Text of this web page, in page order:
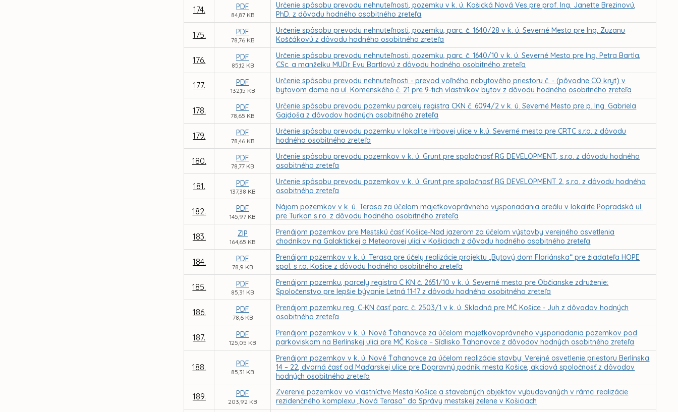
174. PDF
84,87 KB
Určenie spôsobu prevodu nehnuteľnosti, pozemku v k. ú. Košická Nová Ves pre prof. Ing. Janette Brezinovú,
PhD. z dôvodu hodného osobitného zreteľa
175. PDF
78,76 KB
Určenie spôsobu prevodu nehnuteľnosti, pozemku, parc. č. 1640/28 v k. ú. Severné Mesto pre Ing. Zuzanu
Koščákovú z dôvodu hodného osobitného zreteľa
176. PDF
85,12 KB
Určenie spôsobu prevodu nehnuteľnosti, pozemku, parc. č. 1640/10 v k. ú. Severné Mesto pre Ing. Petra Bartla,
CSc. a manželku MUDr. Evu Bartlovú z dôvodu hodného osobitného zreteľa
177. PDF
132,15 KB
Určenie spôsobu prevodu nehnuteľnosti - prevod voľného nebytového priestoru č. - (pôvodne CO kryt) v
bytovom dome na ul. Komenského č. 21 pre 9-tich vlastníkov bytov z dôvodu hodného osobitného zreteľa
178. PDF
78,65 KB
Určenie spôsobu prevodu pozemku parcely registra CKN č. 6094/2 v k. ú. Severné Mesto pre p. Ing. Gabriela
Gajdoša z dôvodov hodných osobitného zreteľa
179. PDF
78,46 KB
Určenie spôsobu prevodu pozemku v lokalite Hrbovej ulice v k.ú. Severné mesto pre CRTC s.r.o. z dôvodu
hodného osobitného zreteľa
180. PDF
78,77 KB
Určenie spôsobu prevodu pozemkov v k. ú. Grunt pre spoločnosť RG DEVELOPMENT, s.r.o. z dôvodu hodného
osobitného zreteľa
181. PDF
137,38 KB
Určenie spôsobu prevodu pozemkov v k. ú. Grunt pre spoločnosť RG DEVELOPMENT 2, s.r.o. z dôvodu hodného
osobitného zreteľa
182. PDF
145,97 KB
Nájom pozemkov v k. ú. Terasa za účelom majetkovoprávneho vysporiadania areálu v lokalite Popradská ul.
pre Turkon s.r.o. z dôvodu hodného osobitného zreteľa
183. ZIP
164,65 KB
Prenájom pozemkov pre Mestskú časť Košice-Nad jazerom za účelom výstavby verejného osvetlenia
chodníkov na Galaktickej a Meteorovej ulici v Košiciach z dôvodu hodného osobitného zreteľa
184. PDF
78,9 KB
Prenájom pozemkov v k. ú. Terasa pre účely realizácie projektu „Bytový dom Floriánska“ pre žiadateľa HOPE
spol. s r.o. Košice z dôvodu hodného osobitného zreteľa
185. PDF
85,31 KB
Prenájom pozemku, parcely registra C KN č. 2651/10 v k. ú. Severné mesto pre Občianske združenie:
Spoločenstvo pre lepšie bývanie Letná 11-17 z dôvodu hodného osobitného zreteľa
186. PDF
78,6 KB
Prenájom pozemku reg. C-KN časť parc. č. 2503/1 v k. ú. Skladná pre MČ Košice - Juh z dôvodov hodných
osobitného zreteľa
187. PDF
125,05 KB
Prenájom pozemkov v k. ú. Nové Ťahanovce za účelom majetkovoprávneho vysporiadania pozemkov pod
parkoviskom na Berlínskej ulici pre MČ Košice – Sídlisko Ťahanovce z dôvodov hodných osobitného zreteľa
188. PDF
85,31 KB
Prenájom pozemkov v k. ú. Nové Ťahanovce za účelom realizácie stavby: Verejné osvetlenie priestoru Berlínska
14 – 22, dvorná časť od Maďarskej ulice pre Dopravný podnik mesta Košice, akciová spoločnosť z dôvodov
hodných osobitného zreteľa
189. PDF
203,92 KB
Zverenie pozemkov vo vlastníctve Mesta Košice a stavebných objektov vybudovaných v rámci realizácie
rezidenčného komplexu „Nová Terasa“ do Správy mestskej zelene v Košiciach